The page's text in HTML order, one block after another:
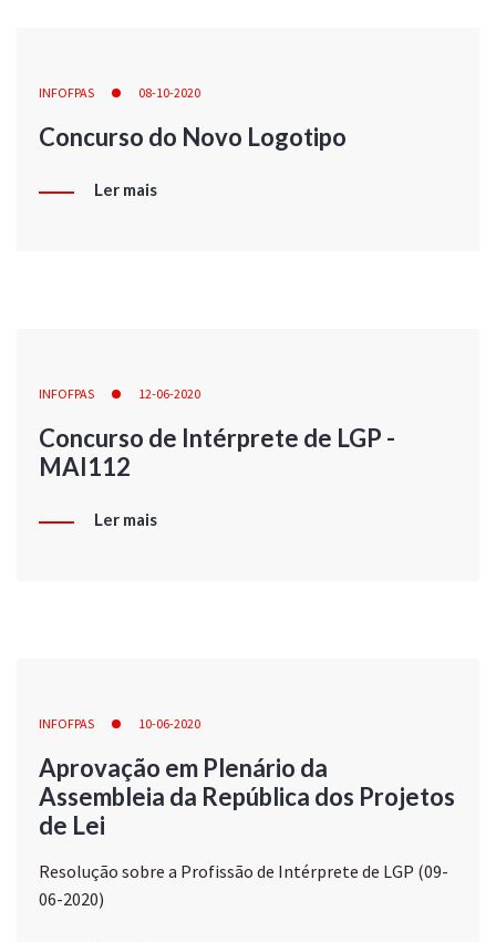
INFOFPAS 08-10-2020
Concurso do Novo Logotipo
Ler mais
INFOFPAS 12-06-2020
Concurso de Intérprete de LGP -
MAI112
Ler mais
INFOFPAS 10-06-2020
Aprovação em Plenário da
Assembleia da República dos Projetos
de Lei
Resolução sobre a Profissão de Intérprete de LGP (09-
06-2020)